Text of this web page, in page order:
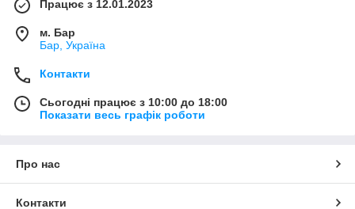
Працює з 12.01.2023
м. Бар
Бар, Україна
Контакти
Сьогодні працює з 10:00 до 18:00
Показати весь графік роботи
Про нас
Контакти